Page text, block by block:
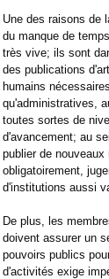
Une des raisons de
du manque de
très vive; ils sont
des publications
humains
qu'administratives,
toutes sortes de
d'avancement; au
publier de
obligatoirement,
d'institutions aussi
De plus, les
doivent assurer un
pouvoirs publics
d'activités exige